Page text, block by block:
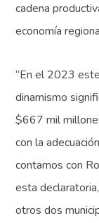
cadena
economía
“En el 2023
dinamismo
$667 mil
con la
contamos con
esta
otros dos